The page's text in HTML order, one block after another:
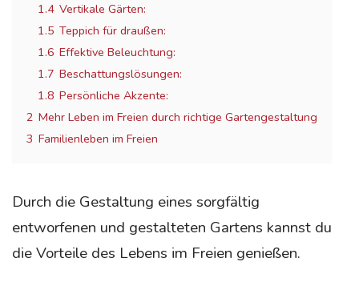
1.4 Vertikale Gärten:
1.5 Teppich für draußen:
1.6 Effektive Beleuchtung:
1.7 Beschattungslösungen:
1.8 Persönliche Akzente:
2 Mehr Leben im Freien durch richtige Gartengestaltung
3 Familienleben im Freien
Durch die Gestaltung eines sorgfältig
entworfenen und gestalteten Gartens kannst du
die Vorteile des Lebens im Freien genießen.